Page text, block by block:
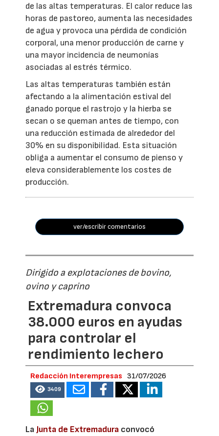
de las altas temperaturas. El calor reduce las
horas de pastoreo, aumenta las necesidades
de agua y provoca una pérdida de condición
corporal, una menor producción de carne y
una mayor incidencia de neumonías
asociadas al estrés térmico.
Las altas temperaturas también están
afectando a la alimentación estival del
ganado porque el rastrojo y la hierba se
secan o se queman antes de tiempo, con
una reducción estimada de alrededor del
30% en su disponibilidad. Esta situación
obliga a aumentar el consumo de pienso y
eleva considerablemente los costes de
producción.
ver/escribir comentarios
Dirigido a explotaciones de bovino,
ovino y caprino
Extremadura convoca
38.000 euros en ayudas
para controlar el
rendimiento lechero
Redacción Interempresas 31/07/2026
3409
LaJunta de Extremadura convocó